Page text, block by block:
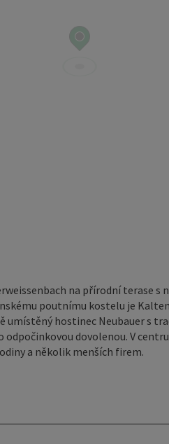
na přírodní terase s
poutnímu kostelu je
umístěný hostinec Neubauer s
dovolenou. V
a několik menších firem.